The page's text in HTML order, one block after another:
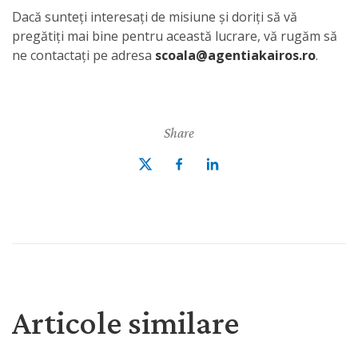
Dacă sunteți interesați de misiune și doriți să vă
pregătiți mai bine pentru această lucrare, vă rugăm să
ne contactați pe adresa scoala@agentiakairos.ro.
Share
Articole similare